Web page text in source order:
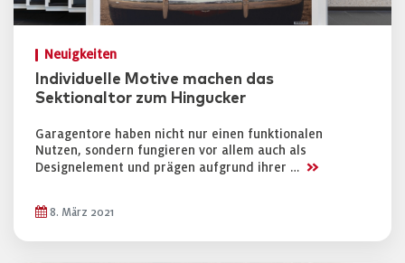
Neuigkeiten
Individuelle Motive machen das
Sektionaltor zum Hingucker
Garagentore haben nicht nur einen funktionalen
Nutzen, sondern fungieren vor allem auch als
Designelement und prägen aufgrund ihrer … >>
8. März 2021